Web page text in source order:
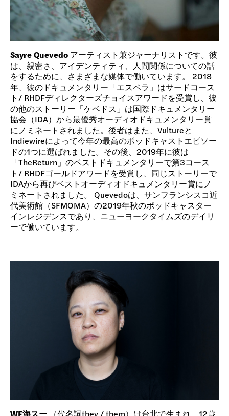
Sayre Quevedo アーティスト兼ジャーナリストです。彼
は、親密さ、アイデンティティ、人間関係についての話
をするために、さまざまな媒体で働いています。 2018
年、彼のドキュメンタリー「エスペラ」はサードコース
ト/ RHDFディレクターズチョイスアワードを受賞し、彼
の他のストーリー「ケベドス」は国際ドキュメンタリー
協会（IDA）から最優秀オーディオドキュメンタリー賞
にノミネートされました。後者はまた、Vultureと
Indiewireによって今年の最高のポッドキャストエピソー
ドの1つに選ばれました。その後、2019年に彼は
「TheReturn」のベストドキュメンタリーで第3コース
ト/ RHDFゴールドアワードを受賞し、同じストーリーで
IDAから再びベストオーディオドキュメンタリー賞にノ
ミネートされました。 Quevedoは、サンフランシスコ近
代美術館（SFMOMA）の2019年秋のポッドキャスター
インレジデンスであり、ニューヨークタイムズのデイリ
ーで働いています。
WF海スー （代名詞they / them）は台北で生まれ、12歳